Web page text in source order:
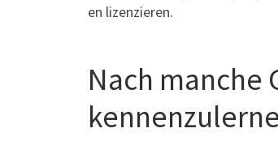
en lizenzieren.
Nach manche